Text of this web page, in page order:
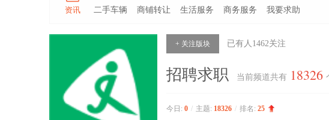
资讯
二手车辆
商铺转让 生活服务 商务服务 我要求助
+ 关注版块 已有人 1462关注
招聘求职 当前频道共有 18326
今日: 0 / 主题: 18326 / 排名: 25